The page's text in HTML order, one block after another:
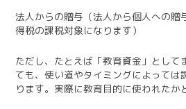
法人からの贈与（法人から個人への贈
得税の課税対象になります）
ただし、たとえば「教育資金」として
ても、使い道やタイミングによっては
ります。実際に教育目的に使われたか